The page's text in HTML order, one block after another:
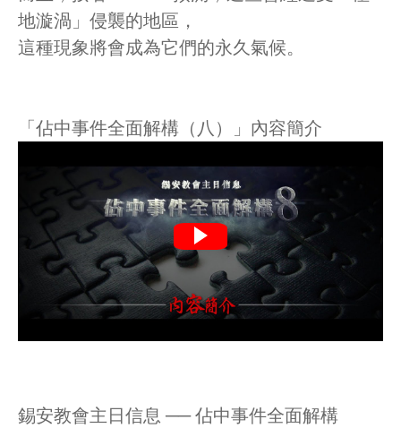
地漩渦」侵襲的地區，
這種現象將會成為它們的永久氣候。
「佔中事件全面解構（八）」內容簡介
錫安教會主日信息 ── 佔中事件全面解構